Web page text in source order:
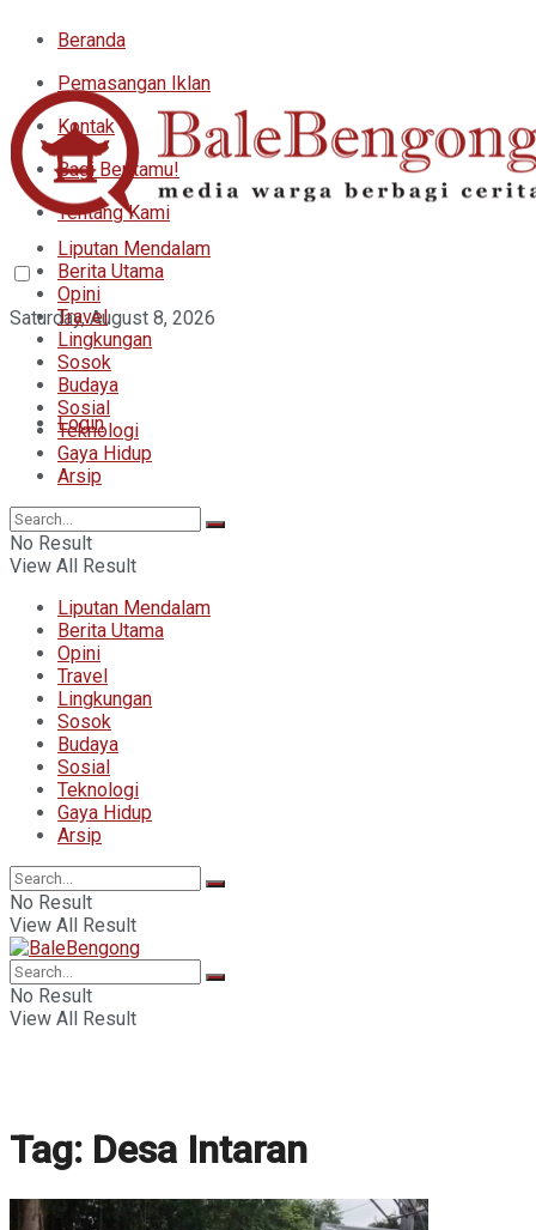
Beranda
Pemasangan Iklan
Kontak
Bagi Beritamu!
Tentang Kami
Saturday, August 8, 2026
Login
Liputan Mendalam
Berita Utama
Opini
Travel
Lingkungan
Sosok
Budaya
Sosial
Teknologi
Gaya Hidup
Arsip
No Result
View All Result
Liputan Mendalam
Berita Utama
Opini
Travel
Lingkungan
Sosok
Budaya
Sosial
Teknologi
Gaya Hidup
Arsip
No Result
View All Result
No Result
View All Result
Tag: Desa Intaran